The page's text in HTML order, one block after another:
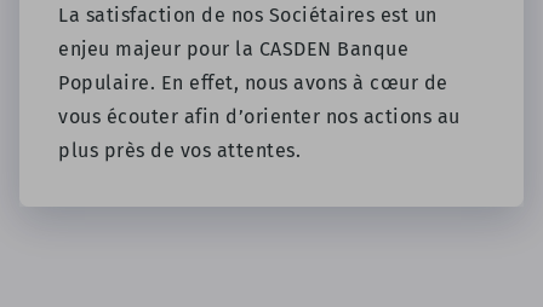
La satisfaction de nos Sociétaires est un
enjeu majeur pour la CASDEN Banque
Populaire. En effet, nous avons à cœur de
vous écouter afin d’orienter nos actions au
plus près de vos attentes.